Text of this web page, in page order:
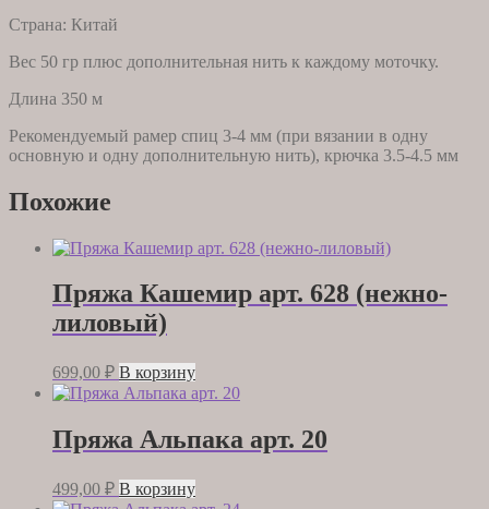
Страна: Китай
Вес 50 гр плюс дополнительная нить к каждому моточку.
Длина 350 м
Рекомендуемый рамер спиц 3-4 мм (при вязании в одну
основную и одну дополнительную нить), крючка 3.5-4.5 мм
Похожие
Пряжа Кашемир арт. 628 (нежно-
лиловый)
699,00 ₽ В корзину
Пряжа Альпака арт. 20
499,00 ₽ В корзину